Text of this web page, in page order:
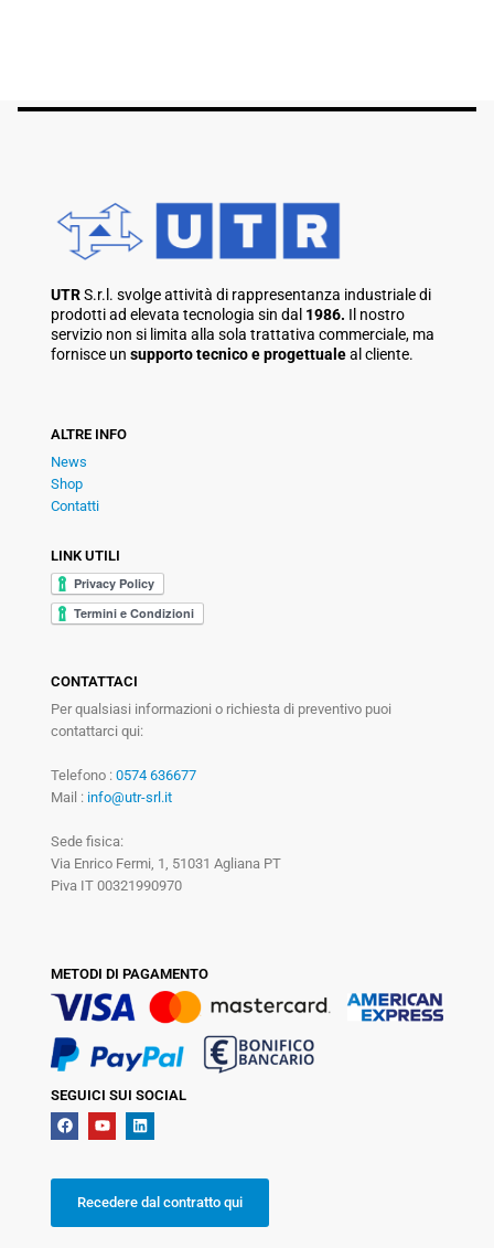
UTRS.r.l. svolge attività di rappresentanza industriale di
prodotti ad elevata tecnologia sin dal 1986. Il nostro
servizio non si limita alla sola trattativa commerciale, ma
fornisce un supporto tecnico e progettualeal cliente.
ALTRE INFO
News
Shop
Contatti
LINK UTILI
CONTATTACI
Per qualsiasi informazioni o richiesta di preventivo puoi
contattarci qui:
Telefono : 0574 636677
Mail : info@utr-srl.it
Sede fisica:
Via Enrico Fermi, 1, 51031 Agliana PT
Piva IT 00321990970
METODI DI PAGAMENTO
SEGUICI SUI SOCIAL
Recedere dal contratto qui